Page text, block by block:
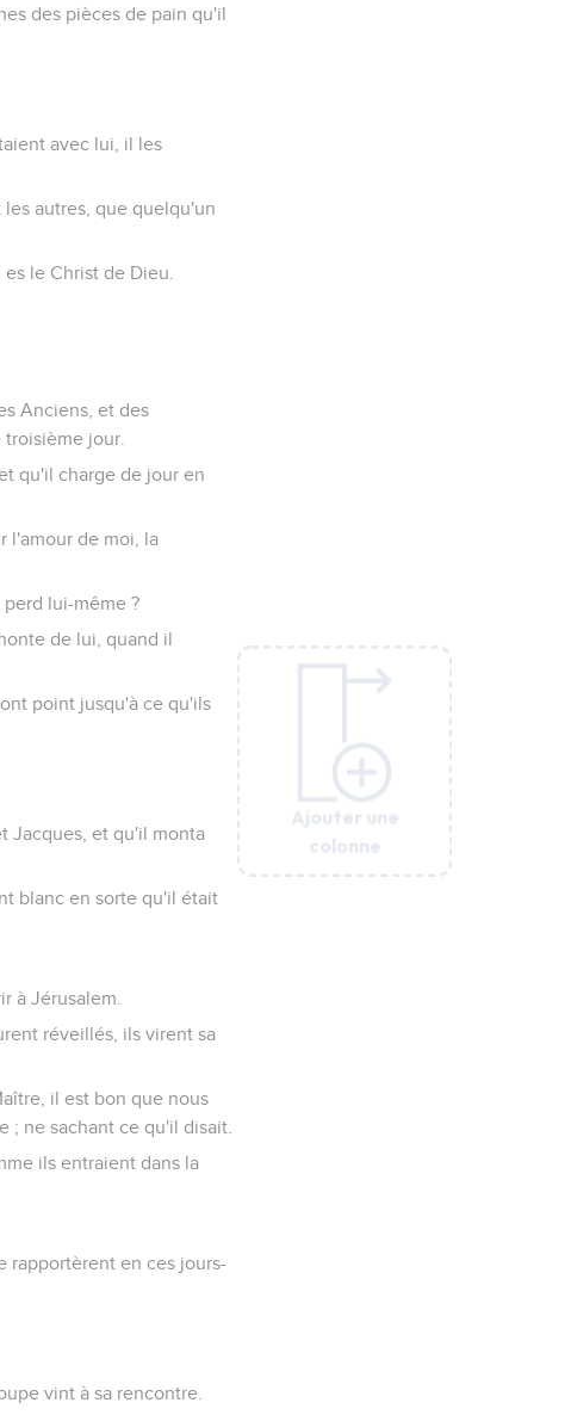
Ajouter une
colonne
des pièces de pain qu'il
avec lui, il les
autres, que quelqu'un
le Christ de Dieu.
Anciens, et des
jour.
qu'il charge de jour en
l'amour de moi, la
lui-même ?
de lui, quand il
point jusqu'à ce qu'ils
Jacques, et qu'il monta
blanc en sorte qu'il était
à Jérusalem.
réveillés, ils virent sa
il est bon que nous
; ne sachant ce qu'il disait.
ils entraient dans la
rapportèrent en ces jours-
vint à sa rencontre.
Ajouter une
colonne
Ajouter une
colonne
Ajouter une
colonne
Ajouter une
colonne